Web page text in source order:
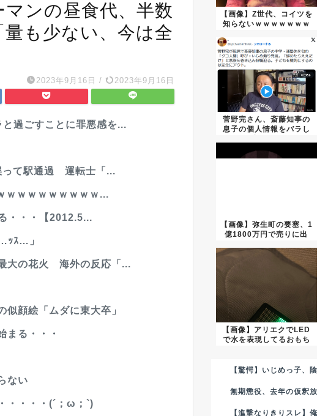
マンの昼食代、半数
も少ない、今は全
2023年9月16日 / 2023年9月16日
過ごすことに罪悪感を...
って駅通過 運転士「...
ｗｗｗｗｗｗｗｗｗ...
・・・【2012.5...
ｯｽ…」
大の花火 海外の反応「...
顔絵「ムダに東大卒」
まる・・・
ない
・・・・(´；ω；`)
【画像】Z世代、コイツを
知らないｗｗｗｗｗｗｗ
菅野完さん、斎藤知事の
息子の個人情報をバラし
【画像】弥生町の要塞、1
億1800万円で売りに出
【画像】アリエクでLED
で水を表現してるおもち
【驚愕】いじめっ子、
無期懲役、去年の仮釈
【進撃なりきりスレ】